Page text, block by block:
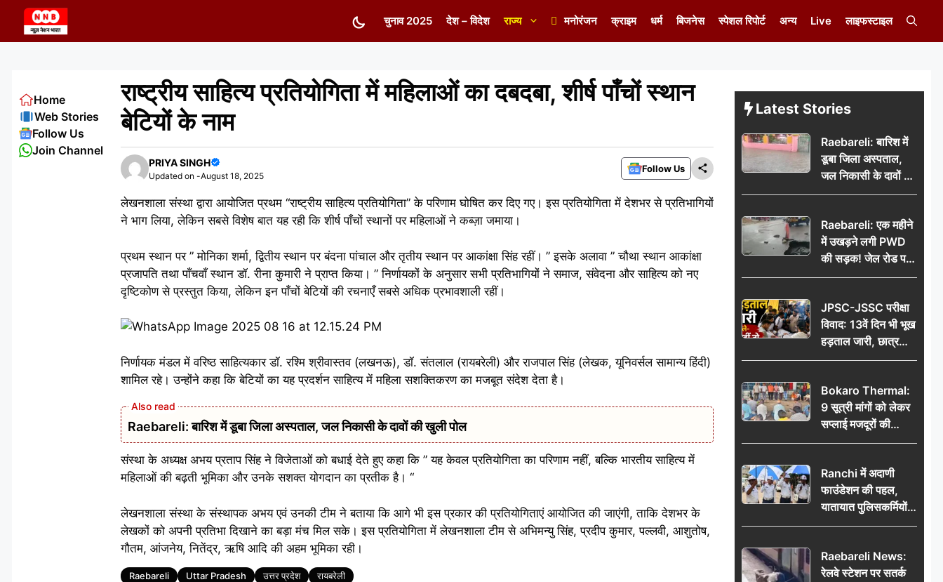
content
चुनाव 2025 देश – विदेश राज्य मनोरंजन क्राइम धर्म बिजनेस स्पेशल रिपोर्ट अन्य Live लाइफस्टाइल
राष्ट्रीय साहित्य प्रतियोगिता में महिलाओं का दबदबा, शीर्ष पाँचों स्थान
बेटियों के नाम
PRIYA SINGH
Updated on -August 18, 2025
Follow Us
लेखनशाला संस्था द्वारा आयोजित प्रथम “राष्ट्रीय साहित्य प्रतियोगिता” के परिणाम घोषित कर दिए गए। इस प्रतियोगिता में देशभर से प्रतिभागियों
ने भाग लिया, लेकिन सबसे विशेष बात यह रही कि शीर्ष पाँचों स्थानों पर महिलाओं ने कब्ज़ा जमाया।
प्रथम स्थान पर ” मोनिका शर्मा, द्वितीय स्थान पर बंदना पांचाल और तृतीय स्थान पर आकांक्षा सिंह रहीं। ” इसके अलावा ” चौथा स्थान आकांक्षा
प्रजापति तथा पाँचवाँ स्थान डॉ. रीना कुमारी ने प्राप्त किया। ” निर्णायकों के अनुसार सभी प्रतिभागियों ने समाज, संवेदना और साहित्य को नए
दृष्टिकोण से प्रस्तुत किया, लेकिन इन पाँचों बेटियों की रचनाएँ सबसे अधिक प्रभावशाली रहीं।
निर्णायक मंडल में वरिष्ठ साहित्यकार डॉ. रश्मि श्रीवास्तव (लखनऊ), डॉ. संतलाल (रायबरेली) और राजपाल सिंह (लेखक, यूनिवर्सल सामान्य हिंदी)
शामिल रहे। उन्होंने कहा कि बेटियों का यह प्रदर्शन साहित्य में महिला सशक्तिकरण का मजबूत संदेश देता है।
Raebareli: बारिश में डूबा जिला अस्पताल, जल निकासी के दावों की खुली पोल
संस्था के अध्यक्ष अभय प्रताप सिंह ने विजेताओं को बधाई देते हुए कहा कि ” यह केवल प्रतियोगिता का परिणाम नहीं, बल्कि भारतीय साहित्य में
महिलाओं की बढ़ती भूमिका और उनके सशक्त योगदान का प्रतीक है। “
लेखनशाला संस्था के संस्थापक अभय एवं उनकी टीम ने बताया कि आगे भी इस प्रकार की प्रतियोगिताएं आयोजित की जाएंगी, ताकि देशभर के
लेखकों को अपनी प्रतिभा दिखाने का बड़ा मंच मिल सके। इस प्रतियोगिता में लेखनशाला टीम से अभिमन्यु सिंह, प्रदीप कुमार, पल्लवी, आशुतोष,
गौतम, आंजनेय, नितेंद्र, ऋषि आदि की अहम भूमिका रही।
Tags
Raebareli Uttar Pradesh उत्तर प्रदेश रायबरेली
Home
Web Stories
Follow Us
Join Channel
Latest Stories
Raebareli: बारिश में
डूबा जिला अस्पताल,
जल निकासी के दावों की
खुली पोल
Raebareli: एक महीने
में उखड़ने लगी PWD
की सड़क! जेल रोड पर
गड्ढे ने खोली निर्माण
की उठी मांग
JPSC-JSSC परीक्षा
विवाद: 13वें दिन भी भूख
हड़ताल जारी, छात्र
बोले- जांच नहीं तो
Bokaro Thermal:
9 सूत्री मांगों को लेकर
सप्लाई मजदूरों की
हुंकार, 12 अगस्त के
Ranchi में अदाणी
फाउंडेशन की पहल,
यातायात पुलिसकर्मियों
को वितरित किए गए छाते
Raebareli News:
रेलवे स्टेशन पर सतर्क